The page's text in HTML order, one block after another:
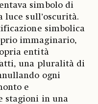
simbolo di
sull’oscurità.
simbolica
immaginario,
entità
una pluralità di
ogni
e
stagioni in una